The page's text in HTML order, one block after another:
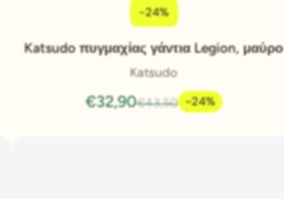
Pridať do košíka
-24%
Katsudo πυγμαχίας γάντια Legion, μαύρο
Katsudo
€32,90€43,50 -24%